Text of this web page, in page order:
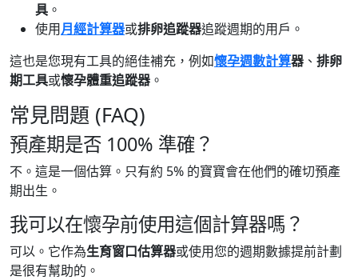
具 。
使用月經計算器或排卵追蹤器追蹤週期的用戶。
這也是您現有工具的絕佳補充，例如懷孕週數計算器 、 排卵
期工具或懷孕體重追蹤器 。
常見問題 (FAQ)
預產期是否 100% 準確？
不。這是一個估算。只有約 5% 的寶寶會在他們的確切預產
期出生。
我可以在懷孕前使用這個計算器嗎？
可以。它作為生育窗口估算器或使用您的週期數據提前計劃
是很有幫助的。